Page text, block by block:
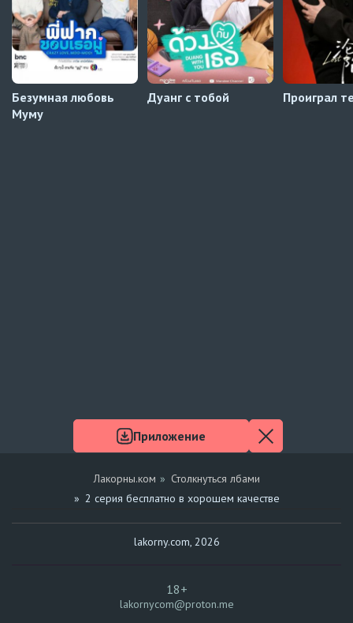
Навечно влюблённые
5 серия
UAFLIX (украинский)
Безумная любовь
Муму
Дуанг с тобой Проиграл
Лакорны.ком
Столкнуться лбами
2 серия бесплатно в хорошем качестве
lakorny.com, 2026
18+
lakornycom@proton.me
Приложение